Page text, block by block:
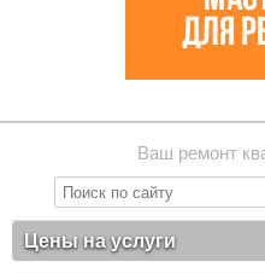
Ваш ремонт
Цены на услуги